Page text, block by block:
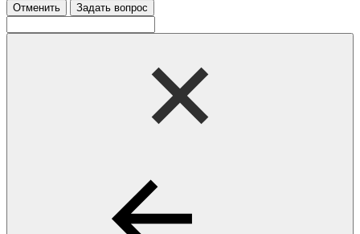
Отменить Задать вопрос